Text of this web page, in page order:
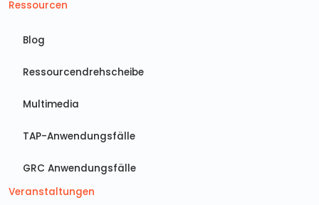
Ressourcen
Blog
Ressourcendrehscheibe
Multimedia
TAP-Anwendungsfälle
GRC Anwendungsfälle
Veranstaltungen